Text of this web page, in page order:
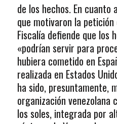
de los hechos. En
que motivaron la
Fiscalía defiende que los
«podrían servir para
hubiera cometido en
realizada en Estados
ha sido, presuntamente,
organización venezolana
los soles, integrada por